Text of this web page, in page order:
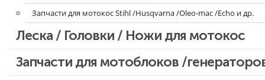
Запчасти для мотокос Stihl /Husqvarna /Oleo-mac /Echo и др.
Леска / Головки / Ножи для мотокос
Запчасти для мотоблоков /